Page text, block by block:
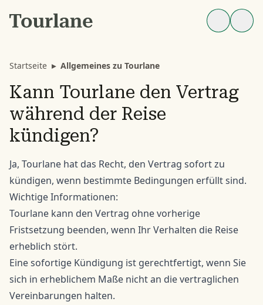
Startseite ▸ Allgemeines zu Tourlane
Kann Tourlane den Vertrag
während der Reise
kündigen?
Ja, Tourlane hat das Recht, den Vertrag sofort zu
kündigen, wenn bestimmte Bedingungen erfüllt sind.
Wichtige Informationen:
Tourlane kann den Vertrag ohne vorherige
Fristsetzung beenden, wenn Ihr Verhalten die Reise
erheblich stört.
Eine sofortige Kündigung ist gerechtfertigt, wenn Sie
sich in erheblichem Maße nicht an die vertraglichen
Vereinbarungen halten.